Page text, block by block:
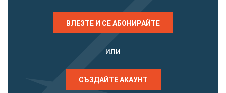
ВЛЕЗТЕ И СЕ АБОНИРАЙТЕ
или
СЪЗДАЙТЕ АКАУНТ